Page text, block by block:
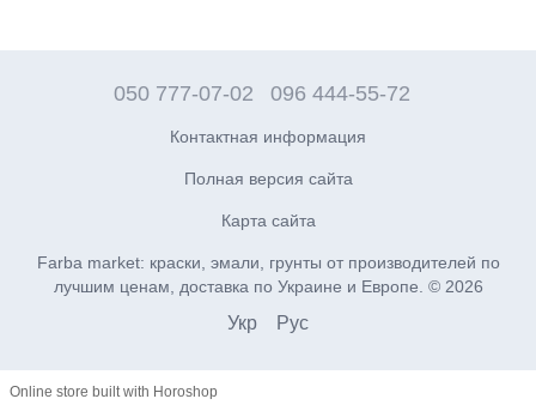
050 777-07-02 096 444-55-72
Контактная информация
Полная версия сайта
Карта сайта
Farba market: краски, эмали, грунты от производителей по
лучшим ценам, доставка по Украине и Европе. © 2026
Укр Рус
Online store built with Horoshop